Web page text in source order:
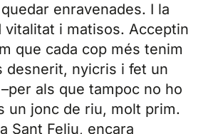
enravenades. I la
vitalitat i matisos. Acceptin
que cada cop més tenim
desnerit, nyicris i fet un
als que tampoc no ho
un jonc de riu, molt prim.
Sant Feliu, encara